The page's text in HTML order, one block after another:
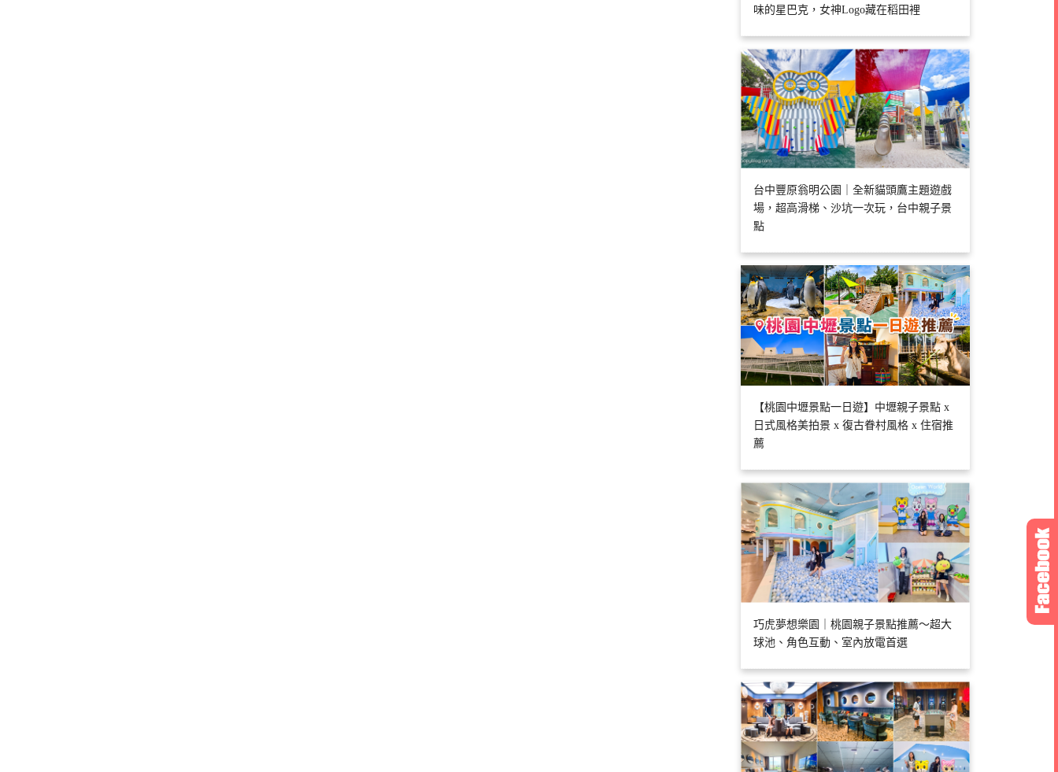
味的星巴克，女神Logo藏在稻田裡
台中豐原翁明公園｜全新貓頭鷹主題遊戲
場，超高滑梯、沙坑一次玩，台中親子景
點
【桃園中壢景點一日遊】中壢親子景點 x
日式風格美拍景 x 復古眷村風格 x 住宿推
薦
巧虎夢想樂園｜桃園親子景點推薦～超大
球池、角色互動、室內放電首選